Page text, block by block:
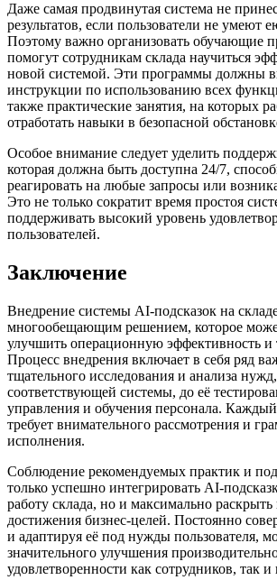
Даже самая продвинутая система не
результатов, если пользователи не умеют
Поэтому важно организовать обучающие
помогут сотрудникам склада научиться
новой системой. Эти программы должны
инструкции по использованию всех
также практические занятия, на которых
отработать навыки в безопасной
Особое внимание следует уделить
которая должна быть доступна 24/7,
реагировать на любые запросы или
Это не только сократит время простоя
поддерживать высокий уровень
пользователей.
Заключение
Внедрение системы AI-подсказок на
многообещающим решением, которое
улучшить операционную эффективность и
Процесс внедрения включает в себя ряд
тщательного исследования и анализа
соответствующей системы, до её
управления и обучения персонала. Каждый
требует внимательного рассмотрения и
исполнения.
Соблюдение рекомендуемых практик и
только успешно интегрировать AI-
работу склада, но и максимально
достижения бизнес-целей. Постоянно
и адаптируя её под нужды пользователя,
значительного улучшения
удовлетворенности как сотрудников, так и